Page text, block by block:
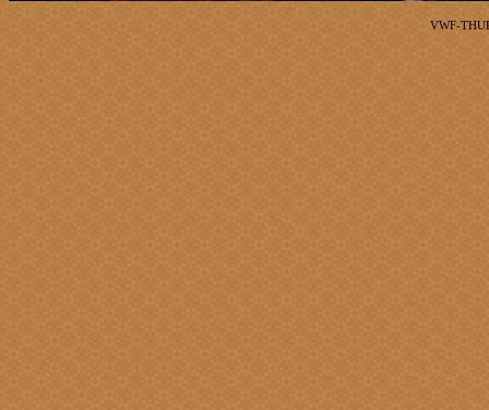
VWF-